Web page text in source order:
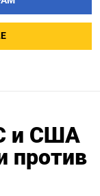
и США
против